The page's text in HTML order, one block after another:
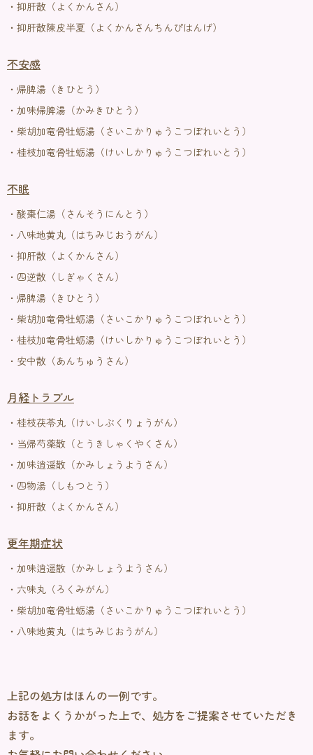
・抑肝散（よくかんさん）
・抑肝散陳皮半夏（よくかんさんちんぴはんげ）
不安感
・帰脾湯（きひとう）
・加味帰脾湯（かみきひとう）
・柴胡加竜骨牡蛎湯（さいこかりゅうこつぼれいとう）
・桂枝加竜骨牡蛎湯（けいしかりゅうこつぼれいとう）
不眠
・酸棗仁湯（さんそうにんとう）
・八味地黄丸（はちみじおうがん）
・抑肝散（よくかんさん）
・四逆散（しぎゃくさん）
・帰脾湯（きひとう）
・柴胡加竜骨牡蛎湯（さいこかりゅうこつぼれいとう）
・桂枝加竜骨牡蛎湯（けいしかりゅうこつぼれいとう）
・安中散（あんちゅうさん）
月経トラブル
・桂枝茯苓丸（けいしぶくりょうがん）
・当帰芍薬散（とうきしゃくやくさん）
・加味逍遥散（かみしょうようさん）
・四物湯（しもつとう）
・抑肝散（よくかんさん）
更年期症状
・加味逍遥散（かみしょうようさん）
・六味丸（ろくみがん）
・柴胡加竜骨牡蛎湯（さいこかりゅうこつぼれいとう）
・八味地黄丸（はちみじおうがん）
上記の処方はほんの一例です。
お話をよくうかがった上で、処方をご提案させていただき
ます。